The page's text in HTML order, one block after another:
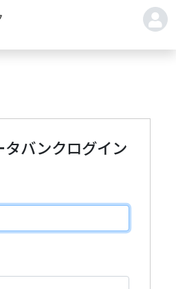
タバンクログイン